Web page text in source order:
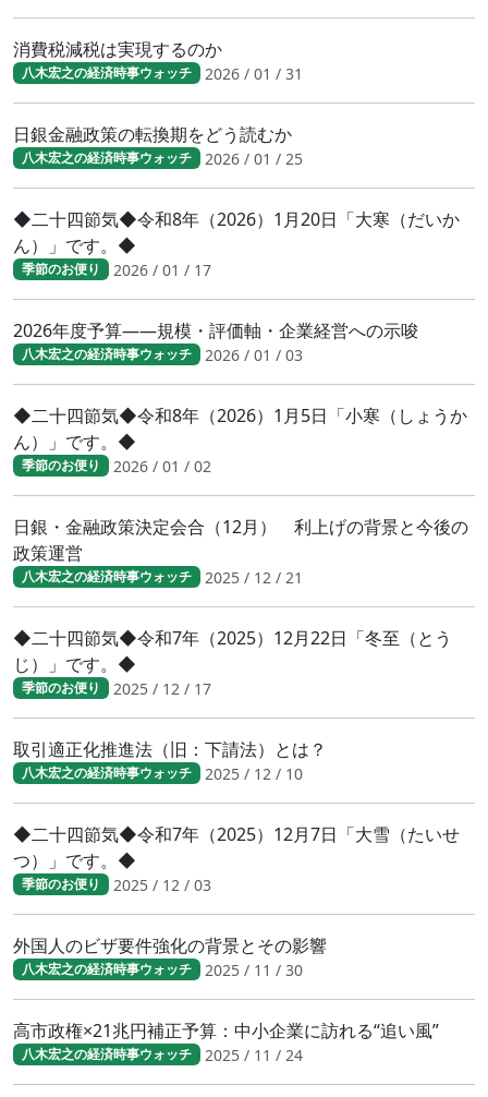
消費税減税は実現するのか
八木宏之の経済時事ウォッチ 2026 / 01 / 31
日銀金融政策の転換期をどう読むか
八木宏之の経済時事ウォッチ 2026 / 01 / 25
◆二十四節気◆令和8年（2026）1月20日「大寒（だいか
ん）」です。◆
季節のお便り 2026 / 01 / 17
2026年度予算――規模・評価軸・企業経営への示唆
八木宏之の経済時事ウォッチ 2026 / 01 / 03
◆二十四節気◆令和8年（2026）1月5日「小寒（しょうか
ん）」です。◆
季節のお便り 2026 / 01 / 02
日銀・金融政策決定会合（12月） 利上げの背景と今後の
政策運営
八木宏之の経済時事ウォッチ 2025 / 12 / 21
◆二十四節気◆令和7年（2025）12月22日「冬至（とう
じ）」です。◆
季節のお便り 2025 / 12 / 17
取引適正化推進法（旧：下請法）とは？
八木宏之の経済時事ウォッチ 2025 / 12 / 10
◆二十四節気◆令和7年（2025）12月7日「大雪（たいせ
つ）」です。◆
季節のお便り 2025 / 12 / 03
外国人のビザ要件強化の背景とその影響
八木宏之の経済時事ウォッチ 2025 / 11 / 30
高市政権×21兆円補正予算：中小企業に訪れる“追い風”
八木宏之の経済時事ウォッチ 2025 / 11 / 24